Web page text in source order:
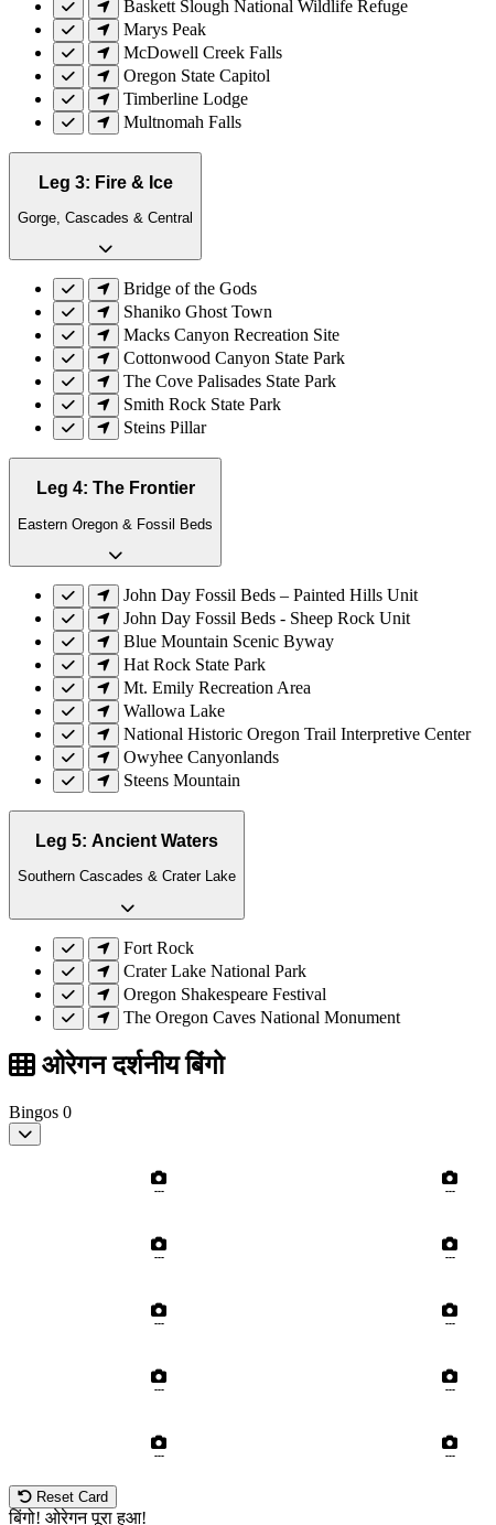
Baskett Slough National Wildlife Refuge
Marys Peak
McDowell Creek Falls
Oregon State Capitol
Timberline Lodge
Multnomah Falls
Leg 3: Fire & Ice
Gorge, Cascades & Central
Bridge of the Gods
Shaniko Ghost Town
Macks Canyon Recreation Site
Cottonwood Canyon State Park
The Cove Palisades State Park
Smith Rock State Park
Steins Pillar
Leg 4: The Frontier
Eastern Oregon & Fossil Beds
John Day Fossil Beds – Painted Hills Unit
John Day Fossil Beds - Sheep Rock Unit
Blue Mountain Scenic Byway
Hat Rock State Park
Mt. Emily Recreation Area
Wallowa Lake
National Historic Oregon Trail Interpretive Center
Owyhee Canyonlands
Steens Mountain
Leg 5: Ancient Waters
Southern Cascades & Crater Lake
Fort Rock
Crater Lake National Park
Oregon Shakespeare Festival
The Oregon Caves National Monument
ओरेगन दर्शनीय बिंगो
Bingos 0
--- ---
--- ---
--- ---
--- ---
--- ---
Reset Card
बिंगो! ओरेगन पूरा हुआ!